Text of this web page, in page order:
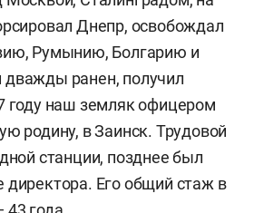
Днепр, освобождал
Румынию, Болгарию и
ранен, получил
году наш земляк офицером
родину, в Заинск. Трудовой
станции, позднее был
директора. Его общий стаж в